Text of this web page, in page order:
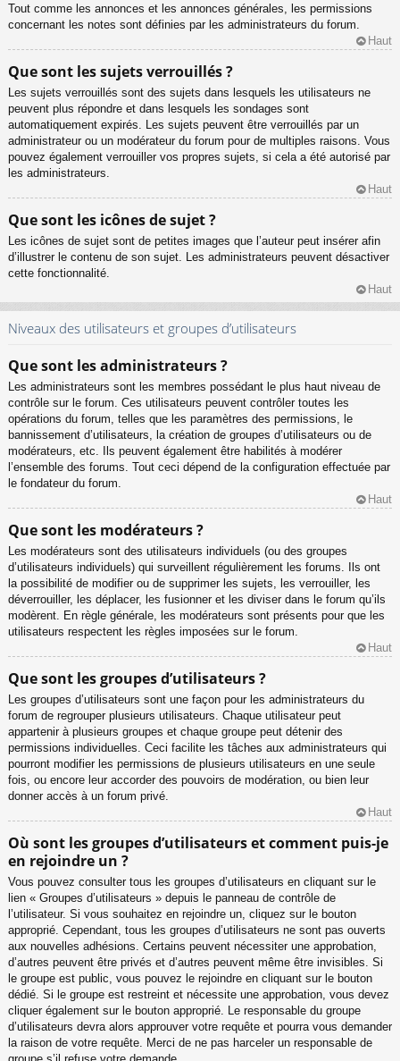
Tout comme les annonces et les annonces générales, les permissions
concernant les notes sont définies par les administrateurs du forum.
Haut
Que sont les sujets verrouillés ?
Les sujets verrouillés sont des sujets dans lesquels les utilisateurs ne
peuvent plus répondre et dans lesquels les sondages sont
automatiquement expirés. Les sujets peuvent être verrouillés par un
administrateur ou un modérateur du forum pour de multiples raisons. Vous
pouvez également verrouiller vos propres sujets, si cela a été autorisé par
les administrateurs.
Haut
Que sont les icônes de sujet ?
Les icônes de sujet sont de petites images que l’auteur peut insérer afin
d’illustrer le contenu de son sujet. Les administrateurs peuvent désactiver
cette fonctionnalité.
Haut
Niveaux des utilisateurs et groupes d’utilisateurs
Que sont les administrateurs ?
Les administrateurs sont les membres possédant le plus haut niveau de
contrôle sur le forum. Ces utilisateurs peuvent contrôler toutes les
opérations du forum, telles que les paramètres des permissions, le
bannissement d’utilisateurs, la création de groupes d’utilisateurs ou de
modérateurs, etc. Ils peuvent également être habilités à modérer
l’ensemble des forums. Tout ceci dépend de la configuration effectuée par
le fondateur du forum.
Haut
Que sont les modérateurs ?
Les modérateurs sont des utilisateurs individuels (ou des groupes
d’utilisateurs individuels) qui surveillent régulièrement les forums. Ils ont
la possibilité de modifier ou de supprimer les sujets, les verrouiller, les
déverrouiller, les déplacer, les fusionner et les diviser dans le forum qu’ils
modèrent. En règle générale, les modérateurs sont présents pour que les
utilisateurs respectent les règles imposées sur le forum.
Haut
Que sont les groupes d’utilisateurs ?
Les groupes d’utilisateurs sont une façon pour les administrateurs du
forum de regrouper plusieurs utilisateurs. Chaque utilisateur peut
appartenir à plusieurs groupes et chaque groupe peut détenir des
permissions individuelles. Ceci facilite les tâches aux administrateurs qui
pourront modifier les permissions de plusieurs utilisateurs en une seule
fois, ou encore leur accorder des pouvoirs de modération, ou bien leur
donner accès à un forum privé.
Haut
Où sont les groupes d’utilisateurs et comment puis-je
en rejoindre un ?
Vous pouvez consulter tous les groupes d’utilisateurs en cliquant sur le
lien « Groupes d’utilisateurs » depuis le panneau de contrôle de
l’utilisateur. Si vous souhaitez en rejoindre un, cliquez sur le bouton
approprié. Cependant, tous les groupes d’utilisateurs ne sont pas ouverts
aux nouvelles adhésions. Certains peuvent nécessiter une approbation,
d’autres peuvent être privés et d’autres peuvent même être invisibles. Si
le groupe est public, vous pouvez le rejoindre en cliquant sur le bouton
dédié. Si le groupe est restreint et nécessite une approbation, vous devez
cliquer également sur le bouton approprié. Le responsable du groupe
d’utilisateurs devra alors approuver votre requête et pourra vous demander
la raison de votre requête. Merci de ne pas harceler un responsable de